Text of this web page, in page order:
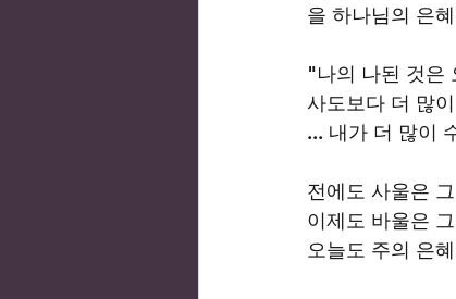
을 하나님의 은
"나의 나된 것은
사도보다 더 많
... 내가 더 많이
전에도 사울은
이제도 바울은
오늘도 주의 은